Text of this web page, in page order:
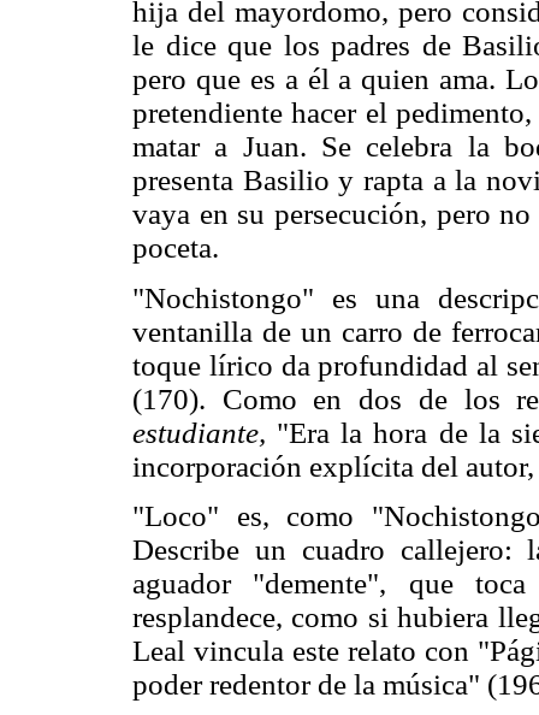
hija del mayordomo, pero
le dice que los padres de
pero que es a él a quien ama.
pretendiente hacer el
matar a Juan. Se celebra la
presenta Basilio y rapta a la
vaya en su persecución, pero
poceta.
"Nochistongo" es una
ventanilla de un carro de
toque lírico da profundidad al
(170). Como en dos de los
estudiante, "Era la hora de la
incorporación explícita del
"Loco" es, como
Describe un cuadro
aguador "demente", que
resplandece, como si hubiera
Leal vincula este relato con
poder redentor de la música"